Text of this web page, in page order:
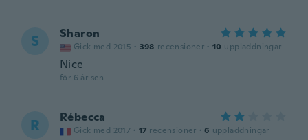
S Sharon
Gick med 2015 · 398 recensioner · 10 uppladdningar
Nice
för 6 år sen
R Rébecca
Gick med 2017 · 17 recensioner · 6 uppladdningar